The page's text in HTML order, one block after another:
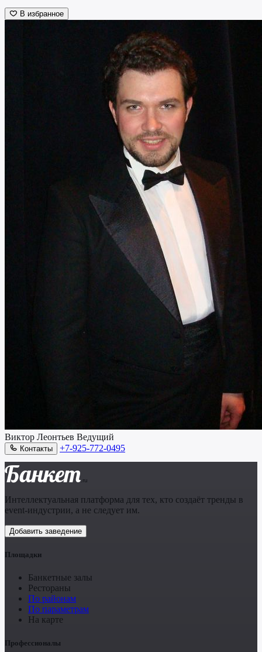
В избранное
Виктор Леонтьев Ведущий
Контакты +7-925-772-0495
Банкет .ru
Интеллектуальная платформа для тех, кто создаёт тренды в
event-индустрии, а не следует им.
Добавить заведение
Площадки
Банкетные залы
Рестораны
По районам
По параметрам
На карте
Профессионалы